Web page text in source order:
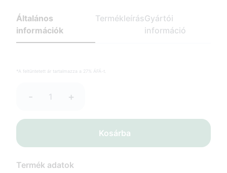
Általános
információk
TermékleírásGyártói
információ
*A feltüntetett ár tartalmazza a 27% ÁFÁ-t.
- +
Kosárba
Termék adatok